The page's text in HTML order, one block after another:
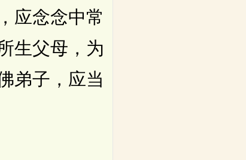
应念念中常
生父母，为
弟子，应当